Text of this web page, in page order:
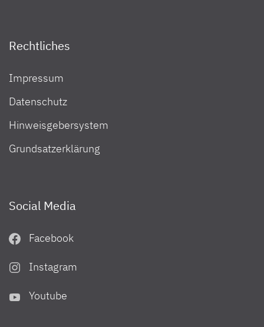
Rechtliches
Impressum
Datenschutz
Hinweisgebersystem
Grundsatzerklärung
Social Media
Facebook
Instagram
Youtube